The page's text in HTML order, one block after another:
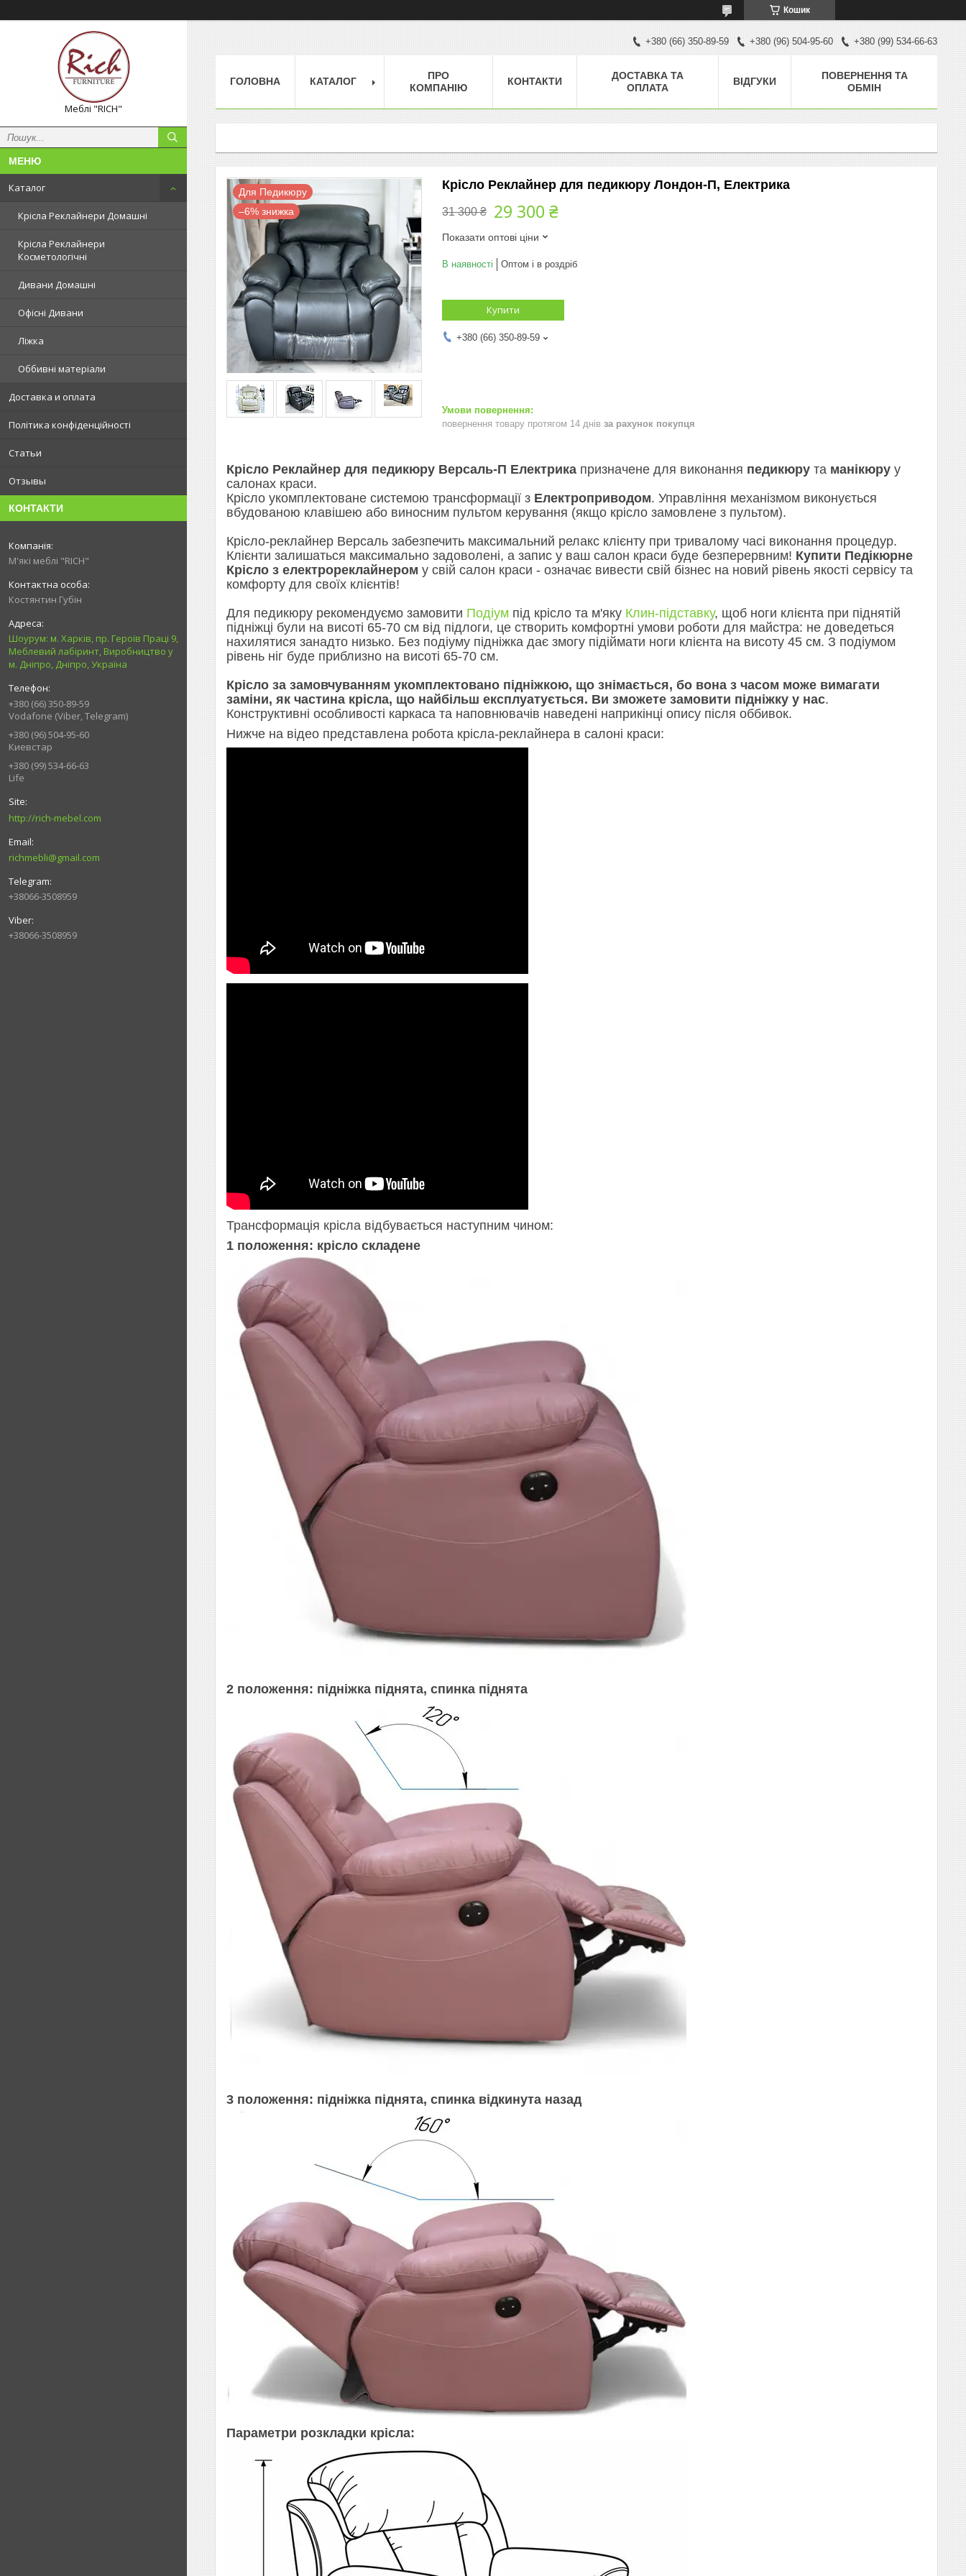
Кошик
Меблі "RICH"
Каталог
Крісла Реклайнери Домашні
Крісла Реклайнери
Косметологічні
Дивани Домашні
Офісні Дивани
Ліжка
Оббивні матеріали
Доставка и оплата
Політика конфіденційності
Статьи
Отзывы
КОНТАКТИ
М'які меблі "RICH"
Костянтин Губін
Шоурум: м. Харків, пр. Героїв Праці 9,
Меблевий лабіринт, Виробництво у
м. Дніпро, Дніпро, Україна
+380 (66) 350-89-59
Vodafone (Viber, Telegram)
+380 (96) 504-95-60
Киевстар
+380 (99) 534-66-63
Life
http://rich-mebel.com
richmebli@gmail.com
+38066-3508959
+38066-3508959
+380 (66) 350-89-59 +380 (96) 504-95-60 +380 (99) 534-66-63
ГОЛОВНА КАТАЛОГ
ПРО
КОМПАНІЮ
КОНТАКТИ
ДОСТАВКА ТА
ОПЛАТА
ВІДГУКИ
ПОВЕРНЕННЯ ТА
ОБМІН
–6%
Для Педикюру Крісло Реклайнер для педикюру Лондон-П, Електрика
31 300 ₴ 29 300 ₴
Показати оптові ціни
В наявності Оптом і в роздріб
Купити
+380 (66) 350-89-59
повернення товару протягом 14 днів за рахунок покупця
Крісло Реклайнер для педикюру Версаль-П Електрика призначене для виконання педикюру та манікюру у
салонах краси.
Крісло укомплектоване системою трансформації з Електроприводом. Управління механізмом виконується
вбудованою клавішею або виносним пультом керування (якщо крісло замовлене з пультом).
Крісло-реклайнер Версаль забезпечить максимальний релакс клієнту при тривалому часі виконання процедур.
Клієнти залишаться максимально задоволені, а запис у ваш салон краси буде безперервним! Купити Педікюрне
Крісло з електрореклайнером у свій салон краси - означає вивести свій бізнес на новий рівень якості сервісу та
комфорту для своїх клієнтів!
Для педикюру рекомендуємо замовити Подіум під крісло та м'яку Клин-підставку, щоб ноги клієнта при піднятій
підніжці були на висоті 65-70 см від підлоги, це створить комфортні умови роботи для майстра: не доведеться
нахилятися занадто низько. Без подіуму підніжка дає змогу підіймати ноги клієнта на висоту 45 см. З подіумом
рівень ніг буде приблизно на висоті 65-70 см.
Крісло за замовчуванням укомплектовано підніжкою, що знімається, бо вона з часом може вимагати
заміни, як частина крісла, що найбільш експлуатується. Ви зможете замовити підніжку у нас.
Конструктивні особливості каркаса та наповнювачів наведені наприкінці опису після оббивок.
Нижче на відео представлена робота крісла-реклайнера в салоні краси:
Трансформація крісла відбувається наступним чином:
1 положення: крісло складене
2 положення: підніжка піднята, спинка піднята
3 положення: підніжка піднята, спинка відкинута назад
Параметри розкладки крісла: